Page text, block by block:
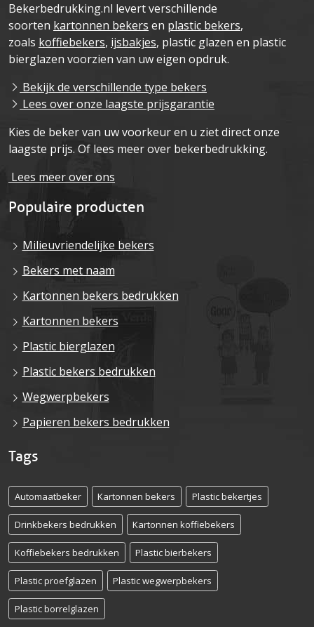
Bekerbedrukking.nl levert verschillende
soorten kartonnen bekers en plastic bekers,
zoals koffiebekers, ijsbakjes, plastic glazen en plastic
bierglazen voorzien van uw eigen opdruk.
Bekijk de verschillende type bekers
Lees over onze laagste prijsgarantie
Kies de beker van uw voorkeur en u ziet direct onze
laagste prijs. Of lees meer over bekerbedrukking.
Lees meer over ons
Populaire producten
Milieuvriendelijke bekers
Bekers met naam
Kartonnen bekers bedrukken
Kartonnen bekers
Plastic bierglazen
Plastic bekers bedrukken
Wegwerpbekers
Papieren bekers bedrukken
Tags
Automaatbeker Kartonnen bekers Plastic bekertjes
Drinkbekers bedrukken Kartonnen koffiebekers
Koffiebekers bedrukken Plastic bierbekers
Plastic proefglazen Plastic wegwerpbekers
Plastic borrelglazen